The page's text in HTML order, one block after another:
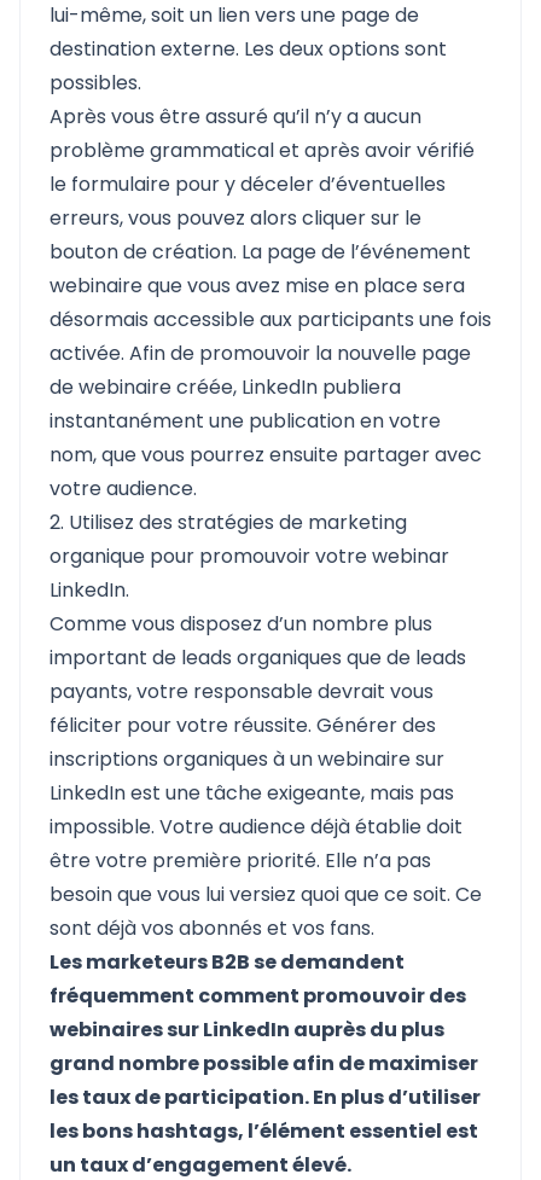
lui-même, soit un lien vers une page de
destination externe. Les deux options sont
possibles.
Après vous être assuré qu’il n’y a aucun
problème grammatical et après avoir vérifié
le formulaire pour y déceler d’éventuelles
erreurs, vous pouvez alors cliquer sur le
bouton de création. La page de l’événement
webinaire que vous avez mise en place sera
désormais accessible aux participants une fois
activée. Afin de promouvoir la nouvelle page
de webinaire créée, LinkedIn publiera
instantanément une publication en votre
nom, que vous pourrez ensuite partager avec
votre audience.
2. Utilisez des stratégies de marketing
organique pour promouvoir votre webinar
LinkedIn.
Comme vous disposez d’un nombre plus
important de leads organiques que de leads
payants, votre responsable devrait vous
féliciter pour votre réussite. Générer des
inscriptions organiques à un webinaire sur
LinkedIn est une tâche exigeante, mais pas
impossible. Votre audience déjà établie doit
être votre première priorité. Elle n’a pas
besoin que vous lui versiez quoi que ce soit. Ce
sont déjà vos abonnés et vos fans.
Les marketeurs B2B se demandent
fréquemment comment promouvoir des
webinaires sur LinkedIn auprès du plus
grand nombre possible afin de maximiser
les taux de participation. En plus d’utiliser
les bons hashtags, l’élément essentiel est
un taux d’engagement élevé.